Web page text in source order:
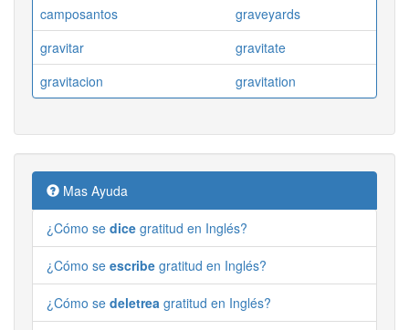
camposantos
graveyards
gravitar
gravitate
gravitacion
gravitation
Mas Ayuda
¿Cómo se dice gratitud en Inglés?
¿Cómo se escribe gratitud en Inglés?
¿Cómo se deletrea gratitud en Inglés?